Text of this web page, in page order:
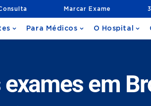
Marcar Exame
Para Médicos O Hospital
exames em